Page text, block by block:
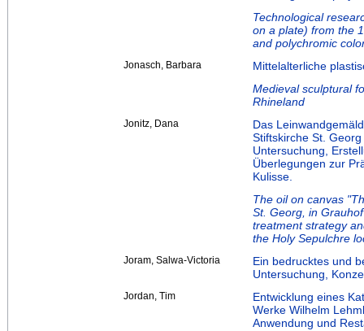
Technological
on a plate) from the
and polychromic
Jonasch, Barbara
Mittelalterliche
Medieval sculptural
Rhineland
Jonitz, Dana
Das
Stiftskirche St.
Untersuchung,
Überlegungen zur
Kulisse.
The oil on canvas
St. Georg, in
treatment strategy
the Holy Sepulchre
Joram, Salwa-Victoria
Ein bedrucktes und
Untersuchung,
Jordan, Tim
Entwicklung eines
Werke Wilhelm
Anwendung und